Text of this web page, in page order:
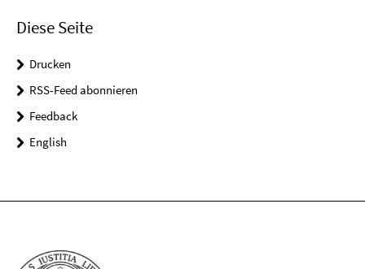
Diese Seite
Drucken
RSS-Feed abonnieren
Feedback
English